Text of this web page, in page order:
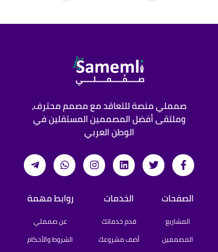
صمملي منصة للتعاقد مع مصمم محترف،
وملتقى أفضل المصممين المستقلين في
الوطن العربي
الصفحات
المشاريع
المصممين
الخدمات
قدم خدماتك
أضف مشروعك
روابط مهمة
عن صمملي
الشروط والأحكام